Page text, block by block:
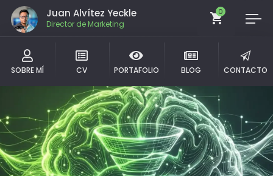
Juan Alvítez Yeckle
Director de Marketing
0
SOBRE MÍ CV PORTAFOLIO BLOG CONTACTO